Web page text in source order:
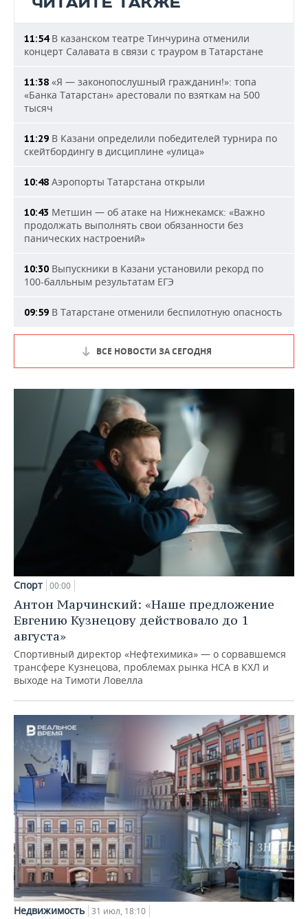
11:54В казанском театре Тинчурина отменили
концерт Салавата в связи с трауром в Татарстане
11:38 «Я — законопослушный гражданин!»: топа
«Банка Татарстан» арестовали по взяткам на 500
тысяч
11:29 В Казани определили победителей турнира по
скейтбордингу в дисциплине «улица»
10:48 Аэропорты Татарстана открыли
10:43 Метшин — об атаке на Нижнекамск: «Важно
продолжать выполнять свои обязанности без
панических настроений»
10:30 Выпускники в Казани установили рекорд по
100-балльным результатам ЕГЭ
09:59 В Татарстане отменили беспилотную опасность
ВСЕ НОВОСТИ ЗА СЕГОДНЯ
Спорт 00:00
Антон Марчинский: «Наше предложение
Евгению Кузнецову действовало до 1
августа»
Спортивный директор «Нефтехимика» — о сорвавшемся
трансфере Кузнецова, проблемах рынка НСА в КХЛ и
выходе на Тимоти Ловелла
Недвижимость 31 июл, 18:10